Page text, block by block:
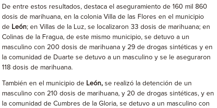
De entre estos resultados, destaca el aseguramiento de 160 mil 860
dosis de marihuana, en la colonia Villa de las Flores en el municipio
de León; en Villas de la Luz, se localizaron 33 dosis de marihuana; en
Colinas de la Fragua, de este mismo municipio, se detuvo a un
masculino con 200 dosis de marihuana y 29 de drogas sintéticas y en
la comunidad de Duarte se detuvo a un masculino y se le aseguraron
118 dosis de marihuana.
También en el municipio de León, se realizó la detención de un
masculino con 210 dosis de marihuana, y 20 de drogas sintéticas, y en
la comunidad de Cumbres de la Gloria, se detuvo a un masculino con